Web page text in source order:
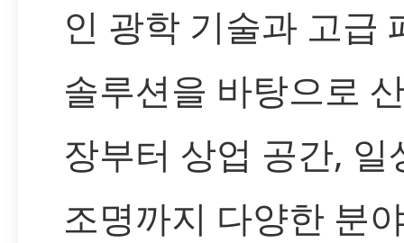
인 광학 기술과 고급
솔루션을 바탕으로
장부터 상업 공간, 일
조명까지 다양한 분